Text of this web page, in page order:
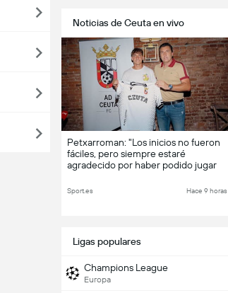
Noticias de Ceuta en vivo
Petxarroman: "Los inicios no fueron
fáciles, pero siempre estaré
agradecido por haber podido jugar
Sport.es Hace 9 horas
Ligas populares
Champions League
Europa